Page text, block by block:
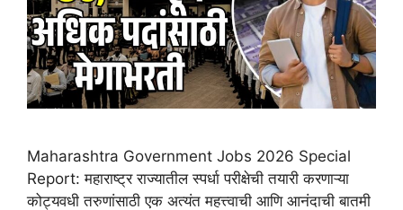
Maharashtra Government Jobs 2026 Special
Report: महाराष्ट्र राज्यातील स्पर्धा परीक्षेची तयारी करणाऱ्या
कोट्यवधी तरुणांसाठी एक अत्यंत महत्त्वाची आणि आनंदाची बातमी